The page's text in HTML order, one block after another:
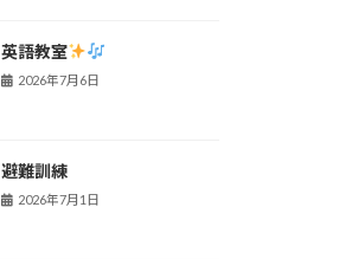
英語教室
2026年7月6日
避難訓練
2026年7月1日